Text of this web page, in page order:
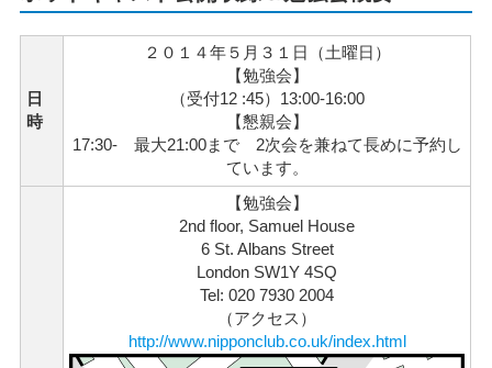
日
時
２０１４年５月３１日（土曜日）
【勉強会】
（受付12 :45）13:00-16:00
【懇親会】
17:30- 最大21:00まで 2次会を兼ねて長めに予約し
ています。
【勉強会】
2nd floor, Samuel House
6 St. Albans Street
London SW1Y 4SQ
Tel: 020 7930 2004
（アクセス）
http://www.nipponclub.co.uk/index.html